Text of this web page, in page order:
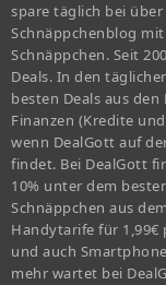
spare täglich bei über
Schnäppchenblog
Schnäppchen. Seit
Deals. In den
besten Deals aus
Finanzen (Kredite
wenn DealGott auf
findet. Bei DealGott
10% unter dem
Schnäppchen aus
Handytarife für
und auch
mehr wartet bei